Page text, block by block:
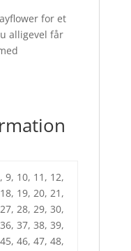
for et
alligevel får
9, 10, 11, 12,
19, 20, 21,
28, 29, 30,
37, 38, 39,
46, 47, 48,